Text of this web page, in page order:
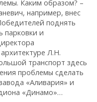
Каким образом? –
например, внес
поднять
парковки и
Л.Н.
транспорт здесь
проблемы сделать
«Аливария» и
«Динамо»…